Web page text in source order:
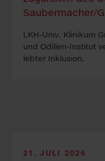
LKH-Univ. Kli­ni­kum
und Odilien-In­stitut
lebter In­klus­ion.
21. JULI 2026